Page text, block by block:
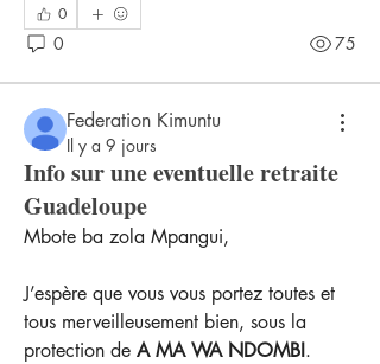
0
0 75
Federation Kimuntu
Il y a 9 jours
Info sur une eventuelle retraite
Guadeloupe
Mbote ba zola Mpangui,
J’espère que vous vous portez toutes et
tous merveilleusement bien, sous la
protection de A MA WA NDOMBI.